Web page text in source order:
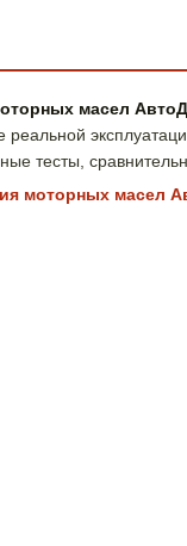
масел
реальной
тесты,
моторных масел